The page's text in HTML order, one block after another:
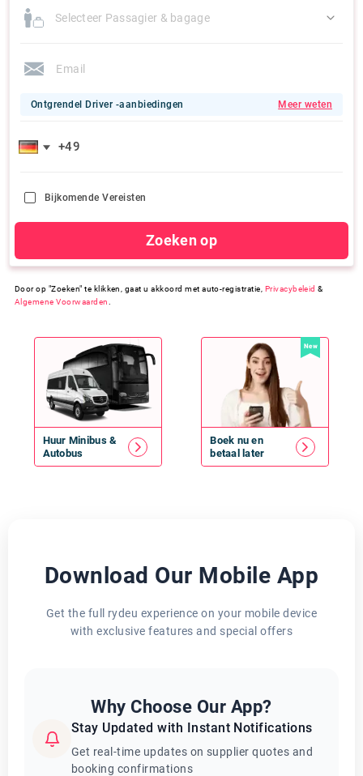
Selecteer Passagier & bagage
Ontgrendel Driver -aanbiedingen Meer weten
Bijkomende Vereisten
Zoeken op
Door op "Zoeken" te klikken, gaat u akkoord met auto-registratie, Privacybeleid &
Algemene Voorwaarden
Huur Minibus&
Autobus
New
Boek nu en
betaal later
Download Our Mobile App
Get the full rydeu experience on your mobile device
with exclusive features and special offers
Why Choose Our App?
Stay Updated with Instant Notifications
Get real-time updates on supplier quotes and
booking confirmations